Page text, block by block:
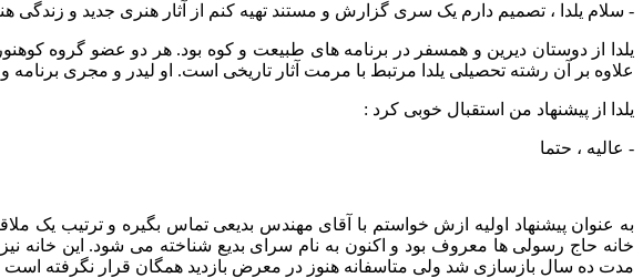
- سلام یلدا ، تصمیم دارم یک سری گزارش و مستند تهیه کنم از آثار هنری جدید و زندگی
یلدا از دوستان دیرین و همسفر در برنامه های طبیعت و کوه بود. هر دو عضو گروه
علاوه بر آن رشته تحصیلی یلدا مرتبط با مرمت آثار تاریخی است. او لیدر و مجری
یلدا از پیشنهاد من استقبال خوبی کرد :
- عالیه ، حتما
به عنوان پیشنهاد اولیه ازش خواستم با آقای مهندس بدیعی تماس بگیره و ترتیب یک
خانه حاج رسولی ها معروف بود و اکنون به نام سرای بدیع شناخته می شود. این
مدت ده سال بازسازی شد ولی متاسفانه هنوز در معرض بازدید همگان قرار نگرفته است